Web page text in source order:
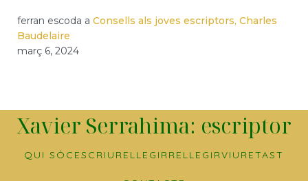
ferran escoda a Consells als joves escriptors, Charles
Baudelaire
març 6, 2024
Xavier Serrahima: escriptor
QUI SÓC ESCRIURE LLEGIRRELLEGIRVIURETAST